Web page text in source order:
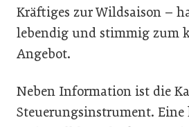
Kräftiges zur Wildsaison –
lebendig und stimmig zum
Angebot.
Neben Information ist die
Steuerungsinstrument. Eine